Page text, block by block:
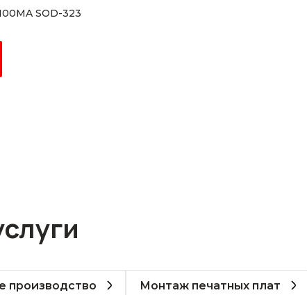
SOD-323
производство Монтаж печатных плат